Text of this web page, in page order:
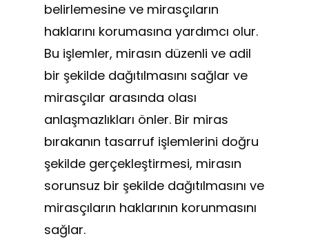
belirlemesine ve mirasçıların
haklarını korumasına yardımcı olur.
Bu işlemler, mirasın düzenli ve adil
bir şekilde dağıtılmasını sağlar ve
mirasçılar arasında olası
anlaşmazlıkları önler. Bir miras
bırakanın tasarruf işlemlerini doğru
şekilde gerçekleştirmesi, mirasın
sorunsuz bir şekilde dağıtılmasını ve
mirasçıların haklarının korunmasını
sağlar.